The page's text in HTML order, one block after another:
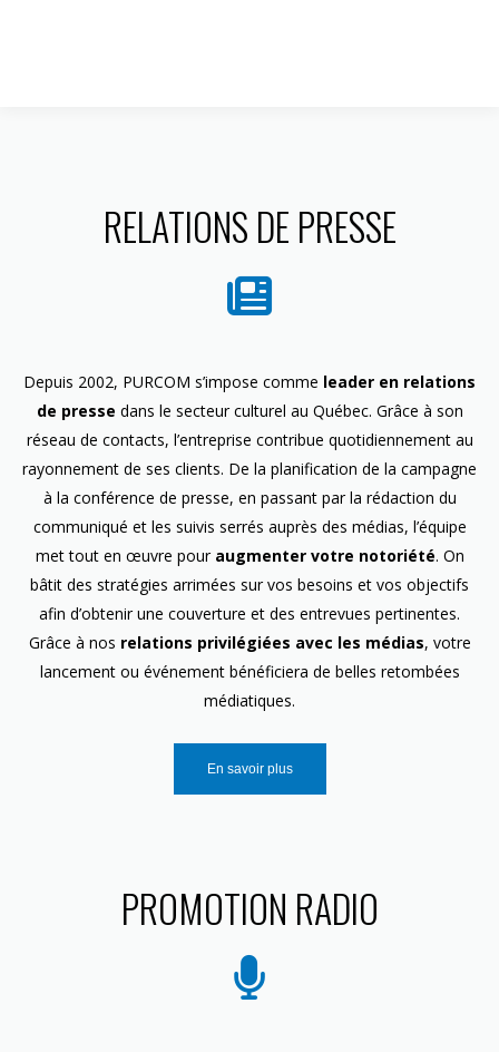
RELATIONS DE PRESSE
Depuis 2002, PURCOM s’impose comme leader en relations
de presse dans le secteur culturel au Québec. Grâce à son
réseau de contacts, l’entreprise contribue quotidiennement au
rayonnement de ses clients. De la planification de la campagne
à la conférence de presse, en passant par la rédaction du
communiqué et les suivis serrés auprès des médias, l’équipe
met tout en œuvre pour augmenter votre notoriété. On
bâtit des stratégies arrimées sur vos besoins et vos objectifs
afin d’obtenir une couverture et des entrevues pertinentes.
Grâce à nos relations privilégiées avec les médias, votre
lancement ou événement bénéficiera de belles retombées
médiatiques.
En savoir plus
PROMOTION RADIO